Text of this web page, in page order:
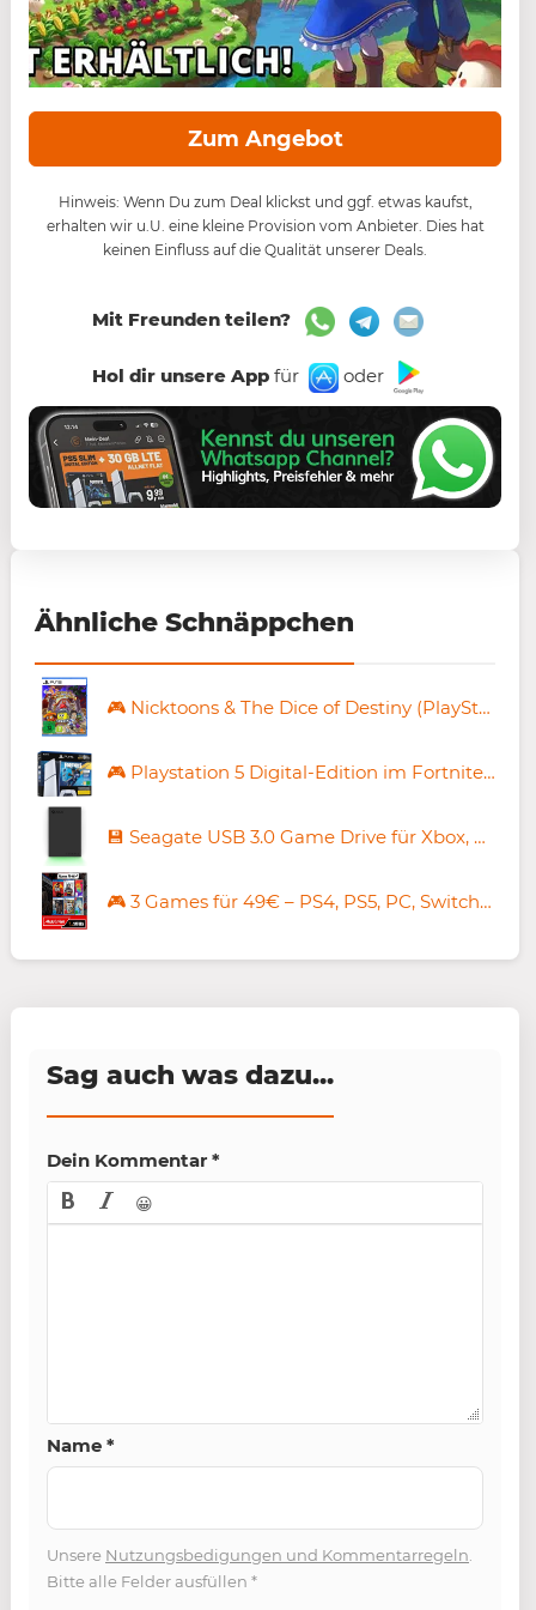
Zum Angebot
Hinweis: Wenn Du zum Deal klickst und ggf. etwas kaufst,
erhalten wir u.U. eine kleine Provision vom Anbieter. Dies hat
keinen Einfluss auf die Qualität unserer Deals.
Mit Freunden teilen?
Hol dir unsere Appfür oder
Ähnliche Schnäppchen
🎮 Nicktoons & The Dice of Destiny (PlayStation 5) für 15,84€ (statt 19€)
🎮 Playstation 5 Digital-Edition im Fortnite-Bundle für 489,99€ (statt 547€)
💾 Seagate USB 3.0 Game Drive für Xbox, 2TB für 108,28€ (statt 139€)
🎮 3 Games für 49€ – PS4, PS5, PC, Switch (1 & 2) und Xbox
Sag auch was dazu...
Dein Kommentar *
😀
Name *
Unsere Nutzungsbedigungen und Kommentarregeln.
Bitte alle Felder ausfüllen *